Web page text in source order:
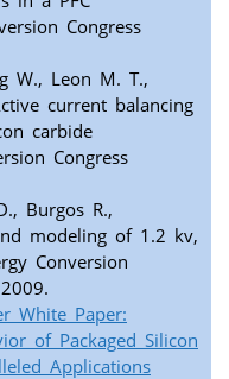
Congress
W., Leon M. T.,
current balancing
carbide
Congress
Burgos R.,
modeling of 1.2 kv,
Conversion
White Paper:
of Packaged Silicon
Applications